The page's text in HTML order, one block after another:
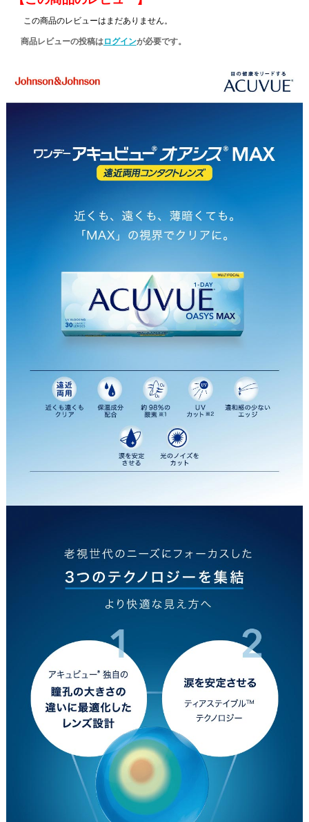
この商品のレビューはまだありません。
商品レビューの投稿はログインが必要です。